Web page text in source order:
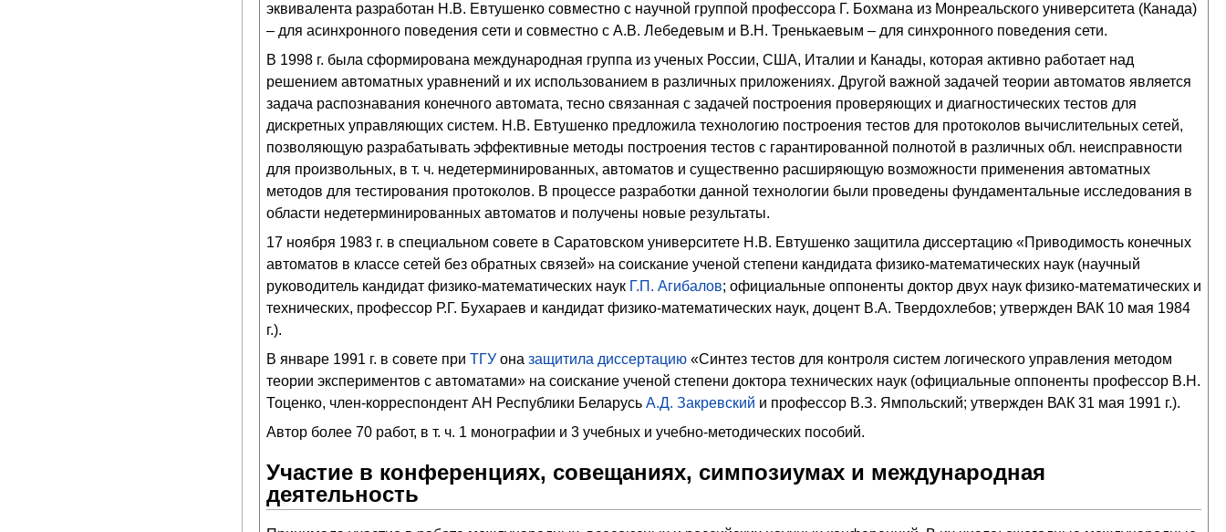
эквивалента разработан Н.В. Евтушенко совместно с научной группой профессора Г. Бохмана из Монреальского университета (Канада)
– для асинхронного поведения сети и совместно с А.В. Лебедевым и В.Н. Тренькаевым – для синхронного поведения сети.
В 1998 г. была сформирована международная группа из ученых России, США, Италии и Канады, которая активно работает над
решением автоматных уравнений и их использованием в различных приложениях. Другой важной задачей теории автоматов является
задача распознавания конечного автомата, тесно связанная с задачей построения проверяющих и диагностических тестов для
дискретных управляющих систем. Н.В. Евтушенко предложила технологию построения тестов для протоколов вычислительных сетей,
позволяющую разрабатывать эффективные методы построения тестов с гарантированной полнотой в различных обл. неисправности
для произвольных, в т. ч. недетерминированных, автоматов и существенно расширяющую возможности применения автоматных
методов для тестирования протоколов. В процессе разработки данной технологии были проведены фундаментальные исследования в
области недетерминированных автоматов и получены новые результаты.
17 ноября 1983 г. в специальном совете в Саратовском университете Н.В. Евтушенко защитила диссертацию «Приводимость конечных
автоматов в классе сетей без обратных связей» на соискание ученой степени кандидата физико-математических наук (научный
руководитель кандидат физико-математических наук Г.П. Агибалов; официальные оппоненты доктор двух наук физико-математических и
технических, профессор Р.Г. Бухараев и кандидат физико-математических наук, доцент В.А. Твердохлебов; утвержден ВАК 10 мая 1984
г.).
В январе 1991 г. в совете при ТГУона защитила диссертацию«Синтез тестов для контроля систем логического управления методом
теории экспериментов с автоматами» на соискание ученой степени доктора технических наук (официальные оппоненты профессор В.Н.
Тоценко, член-корреспондент АН Республики Беларусь А.Д. Закревский и профессор В.З. Ямпольский; утвержден ВАК 31 мая 1991 г.).
Автор более 70 работ, в т. ч. 1 монографии и 3 учебных и учебно-методических пособий.
Участие в конференциях, совещаниях, симпозиумах и международная
деятельность